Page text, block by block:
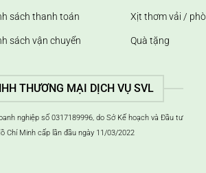
sách thanh toán
sách vận chuyển
Xịt thơm vải /
Quà tặng
THƯƠNG MẠI DỊCH VỤ SVL
nghiệp số 0317189996, do Sở Kế hoạch và Đầu tư
Chí Minh cấp lần đầu ngày 11/03/2022